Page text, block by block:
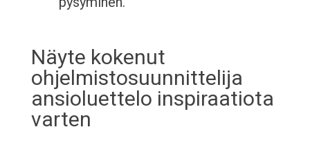
Näyte kokenut
ohjelmistosuunnittelija
ansioluettelo inspiraatiota
varten